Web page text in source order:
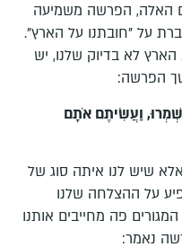
האלה, הפרשה משמיעה
על "חובתנו על הארץ".
לא בדיוק שלנו, יש
הפרשה:
וַעֲשִׂיתֶם אֹתָם
שיש לנו איתה סוג של
על ההצלחה שלנו
פה מחייבים אותנו
נאמר: